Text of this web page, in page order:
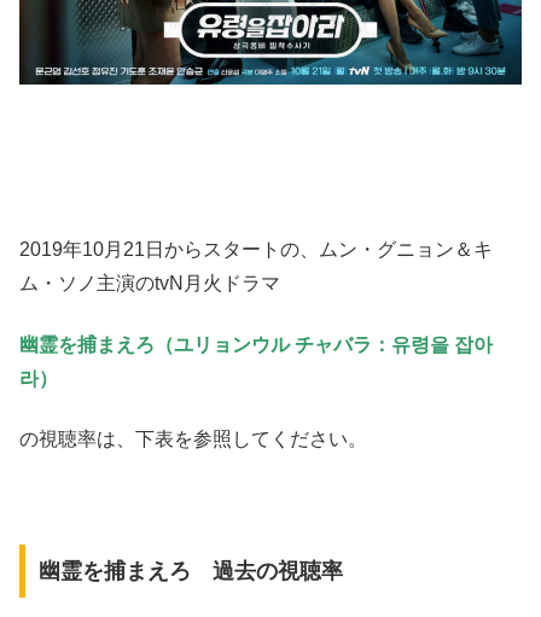
2019年10月21日からスタートの、ムン・グニョン＆キ
ム・ソノ主演のtvN月火ドラマ
幽霊を捕まえろ（ユリョンウル チャバラ：유령을 잡아
라）
の視聴率は、下表を参照してください。
幽霊を捕まえろ 過去の視聴率